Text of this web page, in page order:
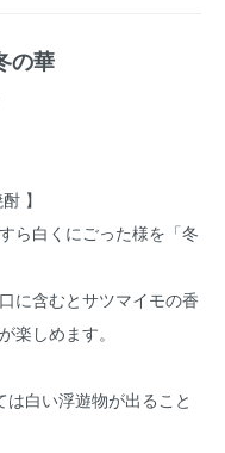
の華
】
ら白くにごった様を「冬
に含むとサツマイモの香
楽しめます。
白い浮遊物が出ること